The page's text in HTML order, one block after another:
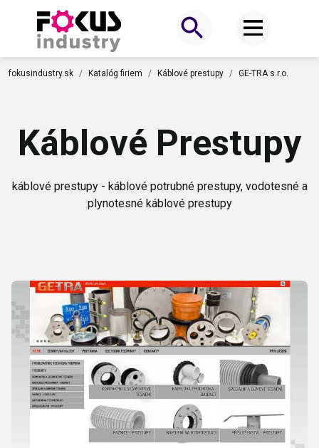
fokusindustry.sk Katalóg firiem Káblové prestupy GE-TRA s.r.o.
Káblové Prestupy
káblové prestupy - káblové potrubné prestupy, vodotesné a
plynotesné káblové prestupy